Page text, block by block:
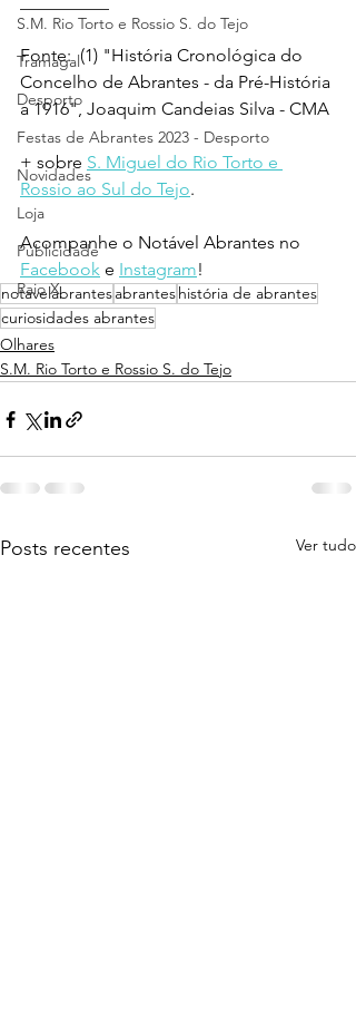
S.M. Rio Torto e Rossio S. do Tejo
Tramagal
Desporto
Festas de Abrantes 2023 - Desporto
Novidades
Loja
Publicidade
Raio X
Fonte:  (1) "História Cronológica do
Concelho de Abrantes - da Pré-História
a 1916", Joaquim Candeias Silva - CMA
+ sobre S. Miguel do Rio Torto e
Rossio ao Sul do Tejo.
Acompanhe o Notável Abrantes no
Facebook e Instagram!
notavelabrantesabranteshistória de abrantes
curiosidades abrantes
Olhares
S.M. Rio Torto e Rossio S. do Tejo
Posts recentes Ver tudo